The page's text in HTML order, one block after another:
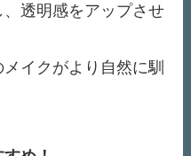
透明感をアップさせ
イクがより自然に馴